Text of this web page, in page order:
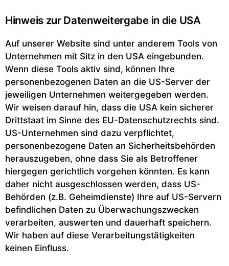
Hinweis zur Datenweitergabe in die USA
Auf unserer Website sind unter anderem Tools von
Unternehmen mit Sitz in den USA eingebunden.
Wenn diese Tools aktiv sind, können Ihre
personenbezogenen Daten an die US-Server der
jeweiligen Unternehmen weitergegeben werden.
Wir weisen darauf hin, dass die USA kein sicherer
Drittstaat im Sinne des EU-Datenschutzrechts sind.
US-Unternehmen sind dazu verpflichtet,
personenbezogene Daten an Sicherheitsbehörden
herauszugeben, ohne dass Sie als Betroffener
hiergegen gerichtlich vorgehen könnten. Es kann
daher nicht ausgeschlossen werden, dass US-
Behörden (z.B. Geheimdienste) Ihre auf US-Servern
befindlichen Daten zu Überwachungszwecken
verarbeiten, auswerten und dauerhaft speichern.
Wir haben auf diese Verarbeitungstätigkeiten
keinen Einfluss.